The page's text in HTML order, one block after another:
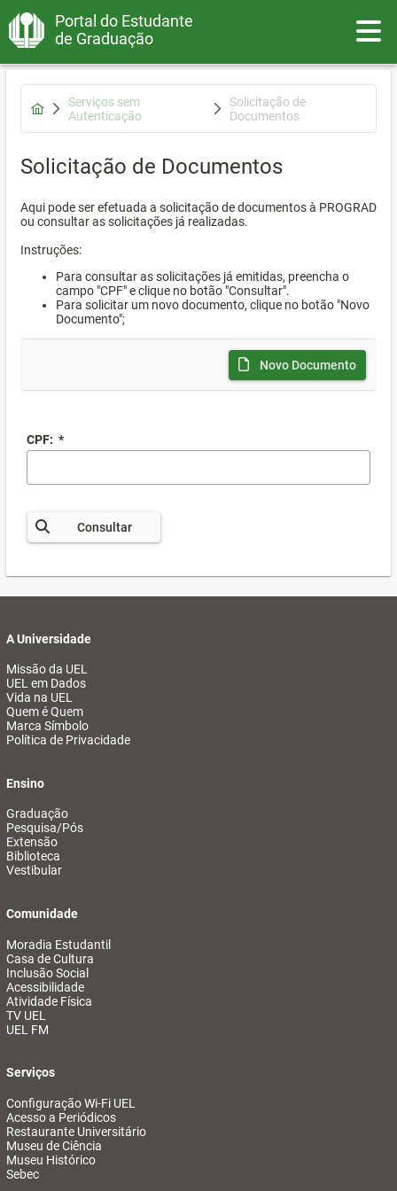
Portal do Estudante
de Graduação
Serviços sem
Autenticação
Solicitação de
Documentos
Solicitação de Documentos
Aqui pode ser efetuada a solicitação de documentos à PROGRAD
ou consultar as solicitações já realizadas.
Instruções:
Para consultar as solicitações já emitidas, preencha o
campo "CPF" e clique no botão "Consultar".
Para solicitar um novo documento, clique no botão "Novo
Documento";
Novo Documento
CPF: *
Consultar
A Universidade
Missão da UEL
UEL em Dados
Vida na UEL
Quem é Quem
Marca Símbolo
Política de Privacidade
Ensino
Graduação
Pesquisa/Pós
Extensão
Biblioteca
Vestibular
Comunidade
Moradia Estudantil
Casa de Cultura
Inclusão Social
Acessibilidade
Atividade Física
TV UEL
UEL FM
Serviços
Configuração Wi-Fi UEL
Acesso a Periódicos
Restaurante Universitário
Museu de Ciência
Museu Histórico
Sebec